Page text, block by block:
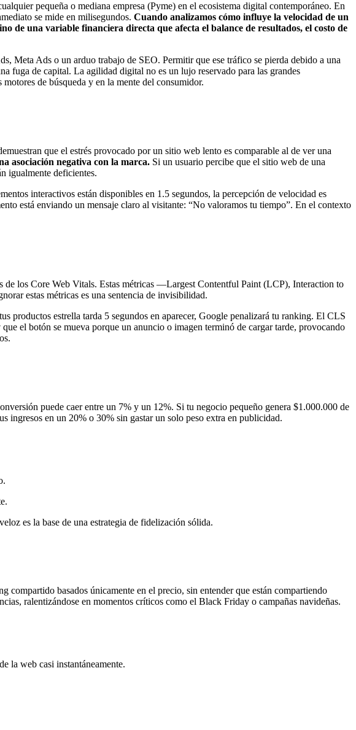
pequeña o mediana empresa (Pyme) en el ecosistema digital contemporáneo. En
se mide en milisegundos. Cuando analizamos cómo influye la velocidad de un
de una variable financiera directa que afecta el balance de resultados, el costo de
Meta Ads o un arduo trabajo de SEO. Permitir que ese tráfico se pierda debido a una
fuga de capital. La agilidad digital no es un lujo reservado para las grandes
de búsqueda y en la mente del consumidor.
que el estrés provocado por un sitio web lento es comparable al de ver una
asociación negativa con la marca. Si un usuario percibe que el sitio web de una
igualmente deficientes.
interactivos están disponibles en 1.5 segundos, la percepción de velocidad es
está enviando un mensaje claro al visitante: “No valoramos tu tiempo”. En el contexto
los Core Web Vitals. Estas métricas —Largest Contentful Paint (LCP), Interaction to
estas métricas es una sentencia de invisibilidad.
productos estrella tarda 5 segundos en aparecer, Google penalizará tu ranking. El CLS
el botón se mueva porque un anuncio o imagen terminó de cargar tarde, provocando
puede caer entre un 7% y un 12%. Si tu negocio pequeño genera $1.000.000 de
ingresos en un 20% o 30% sin gastar un solo peso extra en publicidad.
es la base de una estrategia de fidelización sólida.
compartido basados únicamente en el precio, sin entender que están compartiendo
ralentizándose en momentos críticos como el Black Friday o campañas navideñas.
la web casi instantáneamente.